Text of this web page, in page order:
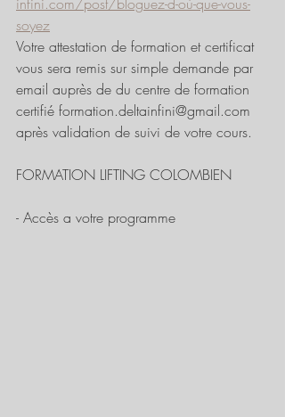
soyez
Votre attestation de formation et certificat
vous sera remis sur simple demande par
email auprès de du centre de formation
certifié formation.deltainfini@gmail.com
après validation de suivi de votre cours.
FORMATION LIFTING COLOMBIEN
- Accès a votre programme